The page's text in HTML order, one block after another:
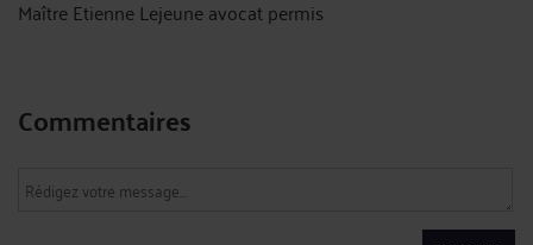
Maître Etienne Lejeune avocat permis
Commentaires